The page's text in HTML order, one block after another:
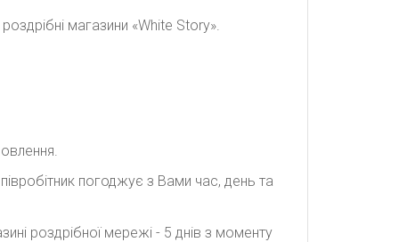
магазини «White Story».
погоджує з Вами час, день та
роздрібної мережі - 5 днів з моменту